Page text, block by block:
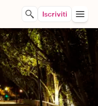
Iscriviti